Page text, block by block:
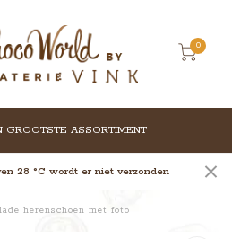
0
GROOTSTE ASSORTIMENT
28 °C wordt er niet verzonden
herenschoen met foto